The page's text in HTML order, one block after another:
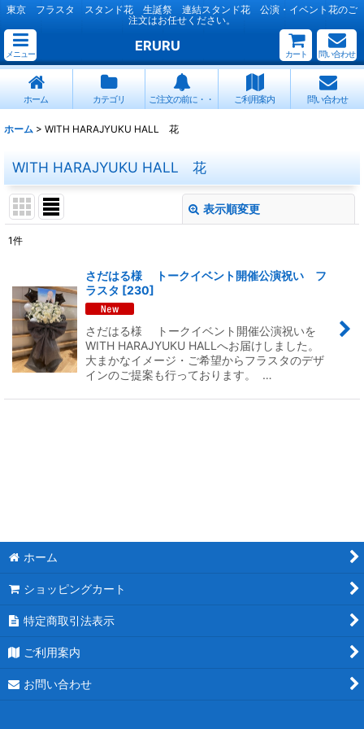
東京 フラスタ スタンド花 生誕祭 連結スタンド花 公演・イベント花のご
注文はお任せください。
メニュー
ERURU
カート 問い合わせ
ホーム カテゴリ ご注文の前に・・ ご利用案内 問い合わせ
ホーム > WITH HARAJYUKU HALL 花
WITH HARAJYUKU HALL 花
表示順変更
並び順:
絞り込む
1件
さだはる様 トークイベント開催公演祝い フ
ラスタ [230]
さだはる様 トークイベント開催公演祝いを
WITH HARAJYUKU HALLへお届けしました。
大まかなイメージ・ご希望からフラスタのデザ
インのご提案も行っております。 …
ホーム
ショッピングカート
特定商取引法表示
ご利用案内
お問い合わせ